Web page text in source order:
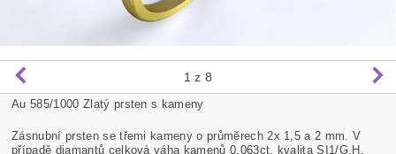
1 z 8
Au 585/1000 Zlatý prsten s kameny
Zásnubní prsten se třemi kameny o průměrech 2x 1,5 a 2 mm. V
případě diamantů celková váha kamenů 0,063ct, kvalita SI1/G,H.